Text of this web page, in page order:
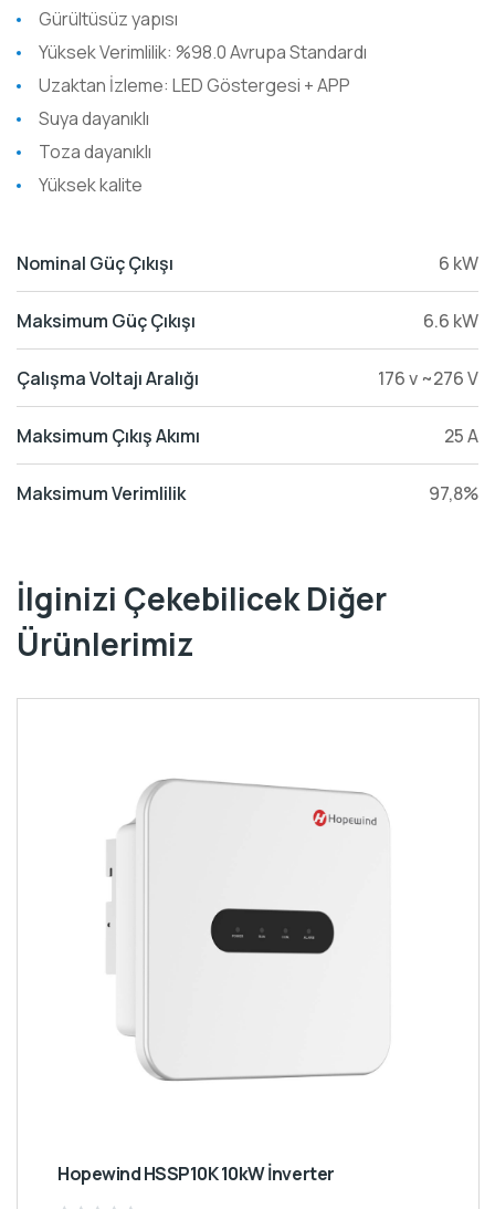
Gürültüsüz yapısı
Yüksek Verimlilik: %98.0 Avrupa Standardı
Uzaktan İzleme: LED Göstergesi + APP
Suya dayanıklı
Toza dayanıklı
Yüksek kalite
Nominal Güç Çıkışı 6 kW
Maksimum Güç Çıkışı 6.6 kW
Çalışma Voltajı Aralığı 176 v ~276 V
Maksimum Çıkış Akımı 25 A
Maksimum Verimlilik 97,8%
İlginizi Çekebilicek Diğer
Ürünlerimiz
Hopewind HSSP10K 10kW İnverter